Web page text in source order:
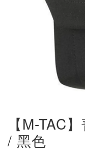
【M-TAC
/ 黑色